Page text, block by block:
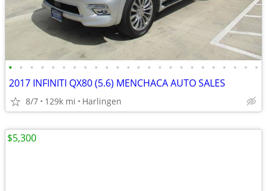
• • • • • • • • • • • • • • • • • • • • • • • •
2017 INFINITI QX80 (5.6) MENCHACA AUTO SALES
8/7 129k mi Harlingen
$5,300